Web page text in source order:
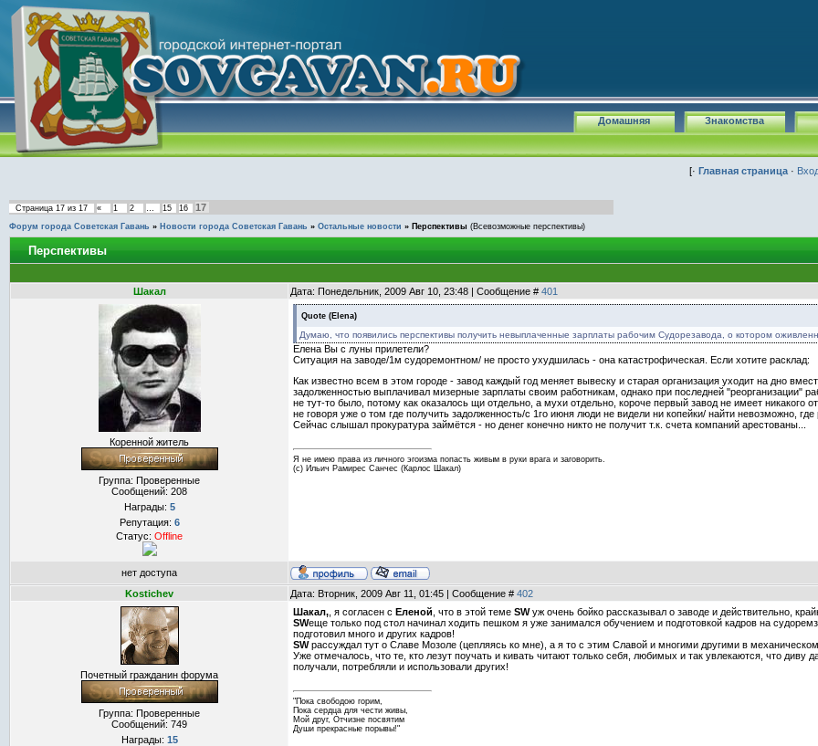
Знакомства
Домашняя
[· Главная страница ·
Страница 17 из 17 « 1 2 … 15 16 17
Форум города Советская Гавань » Новости города Советская Гавань » Остальные новости » Перспективы (Всевозможные перспективы)
Перспективы
Шакал Дата: Понедельник, 2009 Авг 10, 23:48 | Сообщение # 401
Коренной житель
Группа: Проверенные
Сообщений: 208
Награды: 5
Репутация: 6
Статус: Offline
Quote ( Elena)
Думаю, что появились перспективы получить невыплаченные зарплаты рабочим Судорезавода, о котором
Елена Вы с луны прилетели?
Ситуация на заводе/1м судоремонтном/ не просто ухудшилась - она катастрофическая. Если хотите расклад:
Как известно всем в этом городе - завод каждый год меняет вывеску и старая организация уходит на дно
задолженностью выплачивал мизерные зарплаты своим работникам, однако при последней "реорганизации"
не тут-то было, потому как оказалось щи отдельно, а мухи отдельно, короче первый завод не имеет никакого
не говоря уже о том где получить задолженность/с 1го июня люди не видели ни копейки/ найти невозможно, где
Сейчас слышал прокуратура займётся - но денег конечно никто не получит т.к. счета компаний арестованы...
Я не имею права из личного эгоизма попасть живым в руки врага и заговорить.
(с) Ильич Рамирес Санчес (Карлос Шакал)
нет доступа
Kostichev
Дата: Вторник, 2009 Авг 11, 01:45 | Сообщение # 402
Почетный гражданин форума
Группа: Проверенные
Сообщений: 749
Награды: 15
Шакал, , я согласен с Еленой , что в этой теме SWуж очень бойко рассказывал о заводе и действительно,
SWеще только под стол начинал ходить пешком я уже занимался обучением и подготовкой кадров на
подготовил много и других кадров!
SWрассуждал тут о Славе Мозоле (цепляясь ко мне), а я то с этим Славой и многими другими в
Уже отмечалось, что те, кто лезут поучать и кивать читают только себя, любимых и так увлекаются, что диву
получали, потребляли и использовали других!
"Пока свободою горим,
Пока сердца для чести живы,
Мой друг, Отчизне посвятим
Души прекрасные порывы!"